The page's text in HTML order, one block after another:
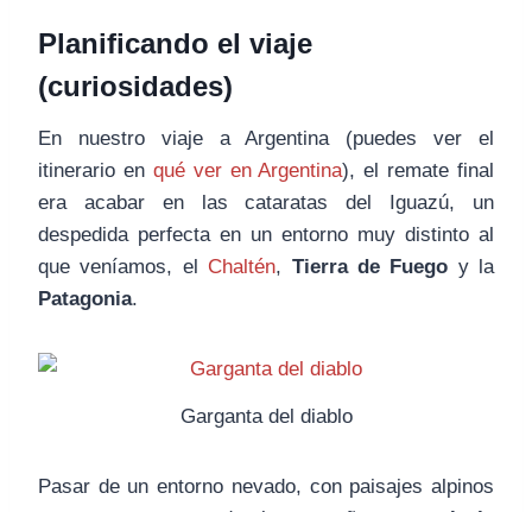
Planificando el viaje
(curiosidades)
En nuestro viaje a Argentina (puedes ver el
itinerario en qué ver en Argentina), el remate final
era acabar en las cataratas del Iguazú, un
despedida perfecta en un entorno muy distinto al
que veníamos, el Chaltén, Tierra de Fuego y la
Patagonia.
Garganta del diablo
Pasar de un entorno nevado, con paisajes alpinos